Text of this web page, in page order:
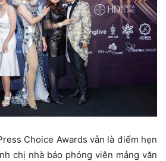
Choice Awards vẫn là điểm hẹn
chị nhà báo phóng viên mảng văn